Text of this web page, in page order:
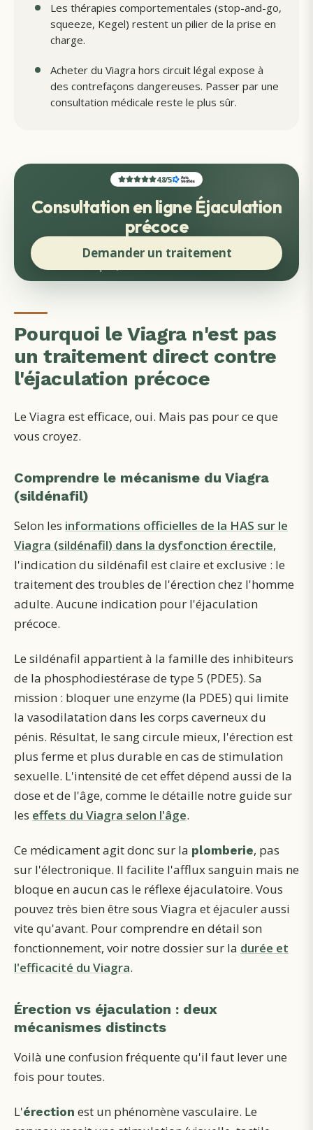
Les thérapies comportementales (stop-and-go,
squeeze, Kegel) restent un pilier de la prise en
charge.
Acheter du Viagra hors circuit légal expose à
des contrefaçons dangereuses. Passer par une
consultation médicale reste le plus sûr.
4.8/5
Consultation en ligne Éjaculation
précoce
Demander un traitement
Pourquoi le Viagra n'est pas
un traitement direct contre
l'éjaculation précoce
Le Viagra est efficace, oui. Mais pas pour ce que
vous croyez.
Comprendre le mécanisme du Viagra
(sildénafil)
Selon les informations officielles de la HAS sur le
Viagra (sildénafil) dans la dysfonction érectile,
l'indication du sildénafil est claire et exclusive : le
traitement des troubles de l'érection chez l'homme
adulte. Aucune indication pour l'éjaculation
précoce.
Le sildénafil appartient à la famille des inhibiteurs
de la phosphodiestérase de type 5 (PDE5). Sa
mission : bloquer une enzyme (la PDE5) qui limite
la vasodilatation dans les corps caverneux du
pénis. Résultat, le sang circule mieux, l'érection est
plus ferme et plus durable en cas de stimulation
sexuelle. L'intensité de cet effet dépend aussi de la
dose et de l'âge, comme le détaille notre guide sur
les effets du Viagra selon l'âge.
Ce médicament agit donc sur la plomberie, pas
sur l'électronique. Il facilite l'afflux sanguin mais ne
bloque en aucun cas le réflexe éjaculatoire. Vous
pouvez très bien être sous Viagra et éjaculer aussi
vite qu'avant. Pour comprendre en détail son
fonctionnement, voir notre dossier sur la durée et
l'efficacité du Viagra.
Érection vs éjaculation : deux
mécanismes distincts
Voilà une confusion fréquente qu'il faut lever une
fois pour toutes.
L'érection est un phénomène vasculaire. Le